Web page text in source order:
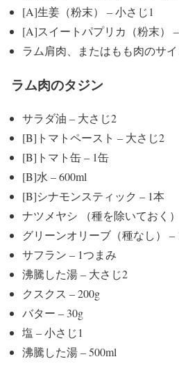
[A]生姜（粉末） – 小さじ1
[A]スイートパプリカ（粉末）
ラム肩肉、またはもも肉のサ
ラム肉のタジン
サラダ油 – 大さじ2
[B]トマトペースト – 大さじ2
[B]トマト缶 – 1缶
[B]水 – 600ml
[B]シナモンスティック – 1本
ナツメヤシ （種を除いておく
グリーンオリーブ（種なし） –
サフラン – 1つまみ
沸騰した湯 – 大さじ2
クスクス – 200g
バター – 30g
塩 – 小さじ1
沸騰した湯 – 500ml